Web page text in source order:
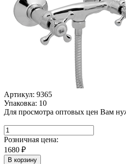
Артикул: 9365
Упаковка: 10
Для просмотра оптовых цен Вам
Розничная цена:
1680 ₽
В корзину